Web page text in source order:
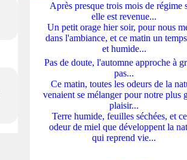
Après presque trois mois de régime
elle est revenue...
Un petit orage hier soir, pour nous
dans l'ambiance, et ce matin un
et humide...
Pas de doute, l'automne approche à
pas...
Ce matin, toutes les odeurs de la
venaient se mélanger pour notre plus
plaisir...
Terre humide, feuilles séchées, et
odeur de miel que développent la
qui reprend vie...